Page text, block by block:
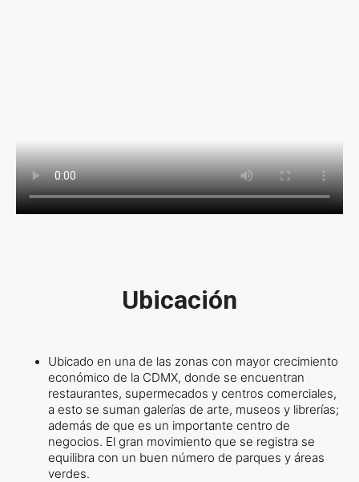
Ubicación
Ubicado en una de las zonas con mayor crecimiento
económico de la CDMX, donde se encuentran
restaurantes, supermecados y centros comerciales,
a esto se suman galerías de arte, museos y librerías;
además de que es un importante centro de
negocios. El gran movimiento que se registra se
equilibra con un buen número de parques y áreas
verdes.